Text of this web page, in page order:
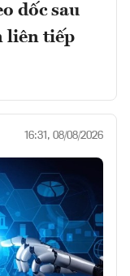
dốc sau
liên tiếp
16:31, 08/08/2026